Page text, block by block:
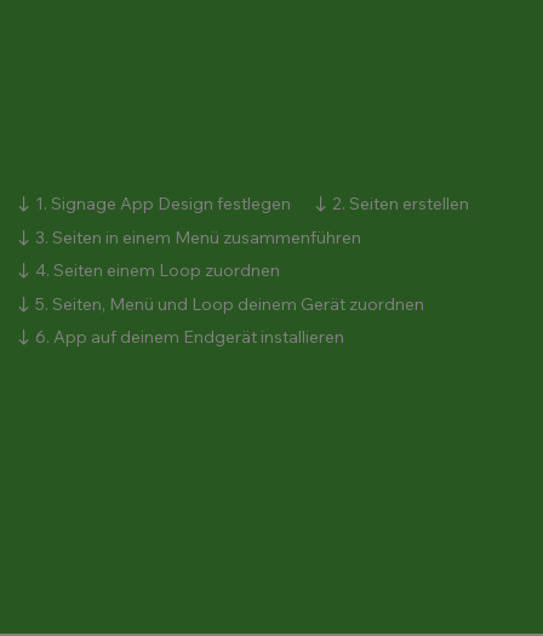
1. Signage App Design festlegen
2. Seiten erstellen
3. Seiten in einem Menü zusammenführen
4. Seiten einem Loop zuordnen
5. Seiten, Menü und Loop deinem Gerät zuordnen
6. App auf deinem Endgerät installieren